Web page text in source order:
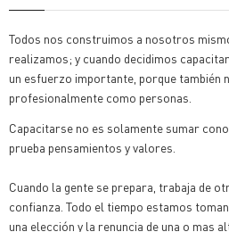
Todos nos construimos a nosotros
realizamos; y cuando decidimos
un esfuerzo importante, porque también
profesionalmente como personas.
Capacitarse no es solamente sumar
prueba pensamientos y valores.
Cuando la gente se prepara, trabaja de
confianza. Todo el tiempo estamos
una elección y la renuncia de una o mas